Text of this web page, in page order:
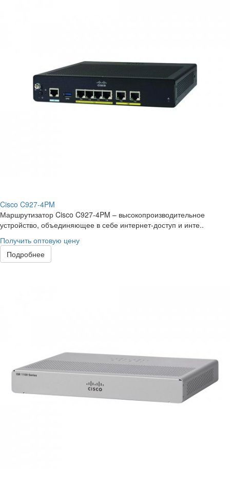
Cisco C927-4PM
Маршрутизатор Cisco C927-4PM – высокопроизводительное
устройство, объединяющее в себе интернет-доступ и инте..
Получить оптовую цену
Подробнее